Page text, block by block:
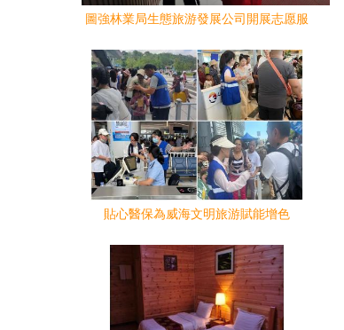
圖強林業局生態旅游發展公司開展志愿服
貼心醫保為威海文明旅游賦能增色